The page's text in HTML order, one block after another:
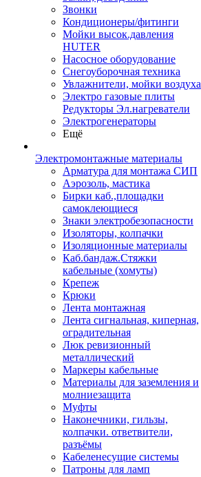
Звонки
Кондиционеры/фитинги
Мойки высок.давления
HUTER
Насосное оборудование
Снегоуборочная техника
Увлажнители, мойки воздуха
Электро газовые плиты
Редукторы Эл.нагреватели
Электрогенераторы
Ещё
Электромонтажные материалы
Арматура для монтажа СИП
Аэрозоль, мастика
Бирки каб.,площадки
самоклеющиеся
Знаки электробезопасности
Изоляторы, колпачки
Изоляционные материалы
Каб.бандаж.Стяжки
кабельные (хомуты)
Крепеж
Крюки
Лента монтажная
Лента сигнальная, киперная,
оградительная
Люк ревизионный
металлический
Маркеры кабельные
Материалы для заземления и
молниезащита
Муфты
Наконечники, гильзы,
колпачки. ответвители,
разъёмы
Кабеленесущие системы
Патроны для ламп